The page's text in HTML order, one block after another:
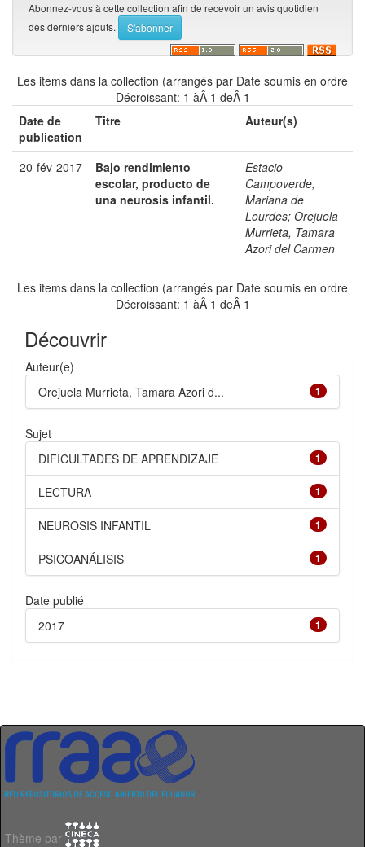
Abonnez-vous à cette collection afin de recevoir un avis quotidien
des derniers ajouts.
Les items dans la collection (arrangés par Date soumis en ordre
Décroissant: 1 àÂ 1 deÂ 1
Date de
publication
Titre Auteur(s)
20-fév-2017
Bajo rendimiento
escolar, producto de
una neurosis infantil.
Estacio
Campoverde,
Mariana de
Lourdes; Orejuela
Murrieta, Tamara
Azori del Carmen
Les items dans la collection (arrangés par Date soumis en ordre
Décroissant: 1 àÂ 1 deÂ 1
Découvrir
Auteur(e)
1
Orejuela Murrieta, Tamara Azori d...
Sujet
1
DIFICULTADES DE APRENDIZAJE
1
LECTURA
1
NEUROSIS INFANTIL
1
PSICOANÁLISIS
Date publié
1
2017
Thème par